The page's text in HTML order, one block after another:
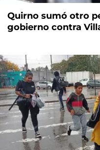
Quirno sumó otro
gobierno contra